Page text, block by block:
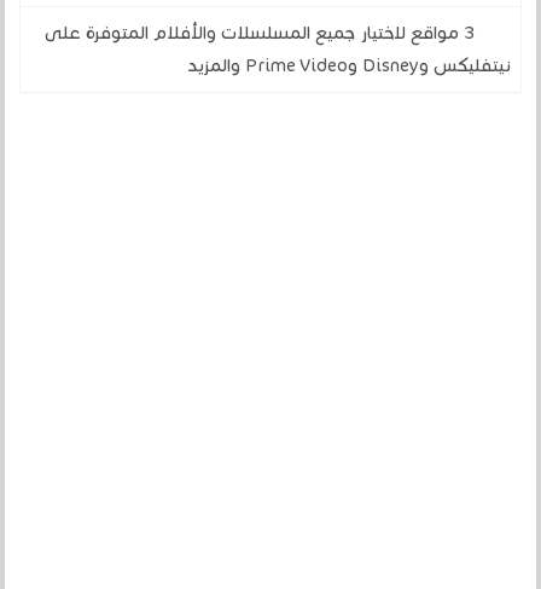
3 مواقع لاختيار جميع المسلسلات والأفلام المتوفرة على
نيتفليكس وDisney وPrime Video والمزيد